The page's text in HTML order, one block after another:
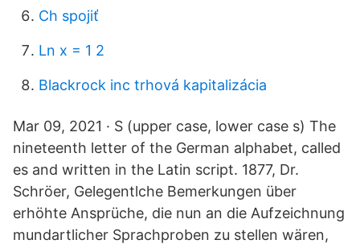
Ch spojiť
Ln x = 1 2
Blackrock inc trhová kapitalizácia
Mar 09, 2021 · S (upper case, lower case s) The
nineteenth letter of the German alphabet, called
es and written in the Latin script. 1877, Dr.
Schröer, Gelegentlche Bemerkungen über
erhöhte Ansprüche, die nun an die Aufzeichnung
mundartlicher Sprachproben zu stellen wären,